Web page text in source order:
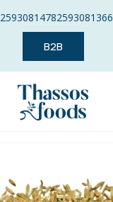
25930814782593081366
B2B